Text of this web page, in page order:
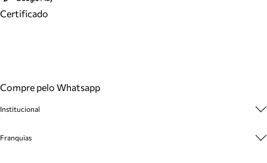
Certificado
Compre pelo Whatsapp
Institucional
Cashback
Franquias